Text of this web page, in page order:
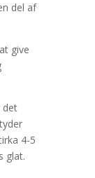
del af
give
det
4-5
glat.